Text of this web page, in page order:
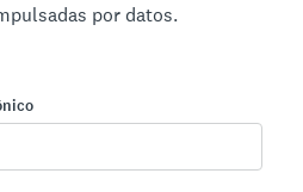
por datos.